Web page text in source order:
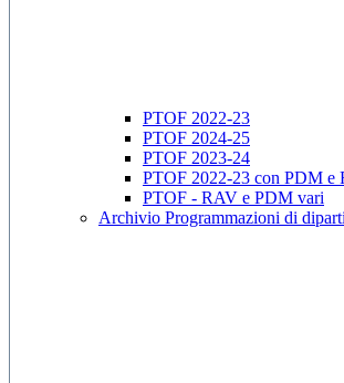
PTOF 2022-23
PTOF 2024-25
PTOF 2023-24
PTOF 2022-23 con PDM e
PTOF - RAV e PDM vari
Archivio Programmazioni di